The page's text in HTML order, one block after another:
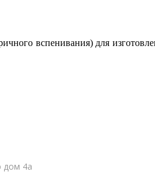
вспенивания) для
дом 4а